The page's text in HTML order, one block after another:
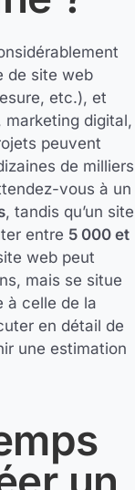
de site web
etc.), et
marketing digital,
peuvent
de milliers
vous à un
, tandis qu’un site
entre 5 000 et
web peut
mais se situe
à celle de la
en détail de
une estimation